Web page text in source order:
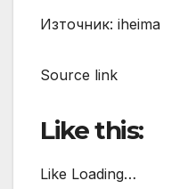
Източник: iheima
Source link
Like this:
Like Loading…